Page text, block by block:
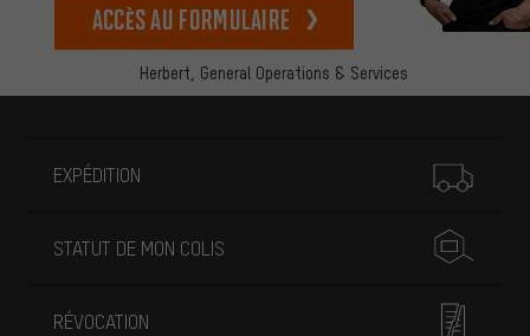
Herbert, General Operations & Services
Accès au formulaire
EXPÉDITION
STATUT DE MON COLIS
RÉVOCATION